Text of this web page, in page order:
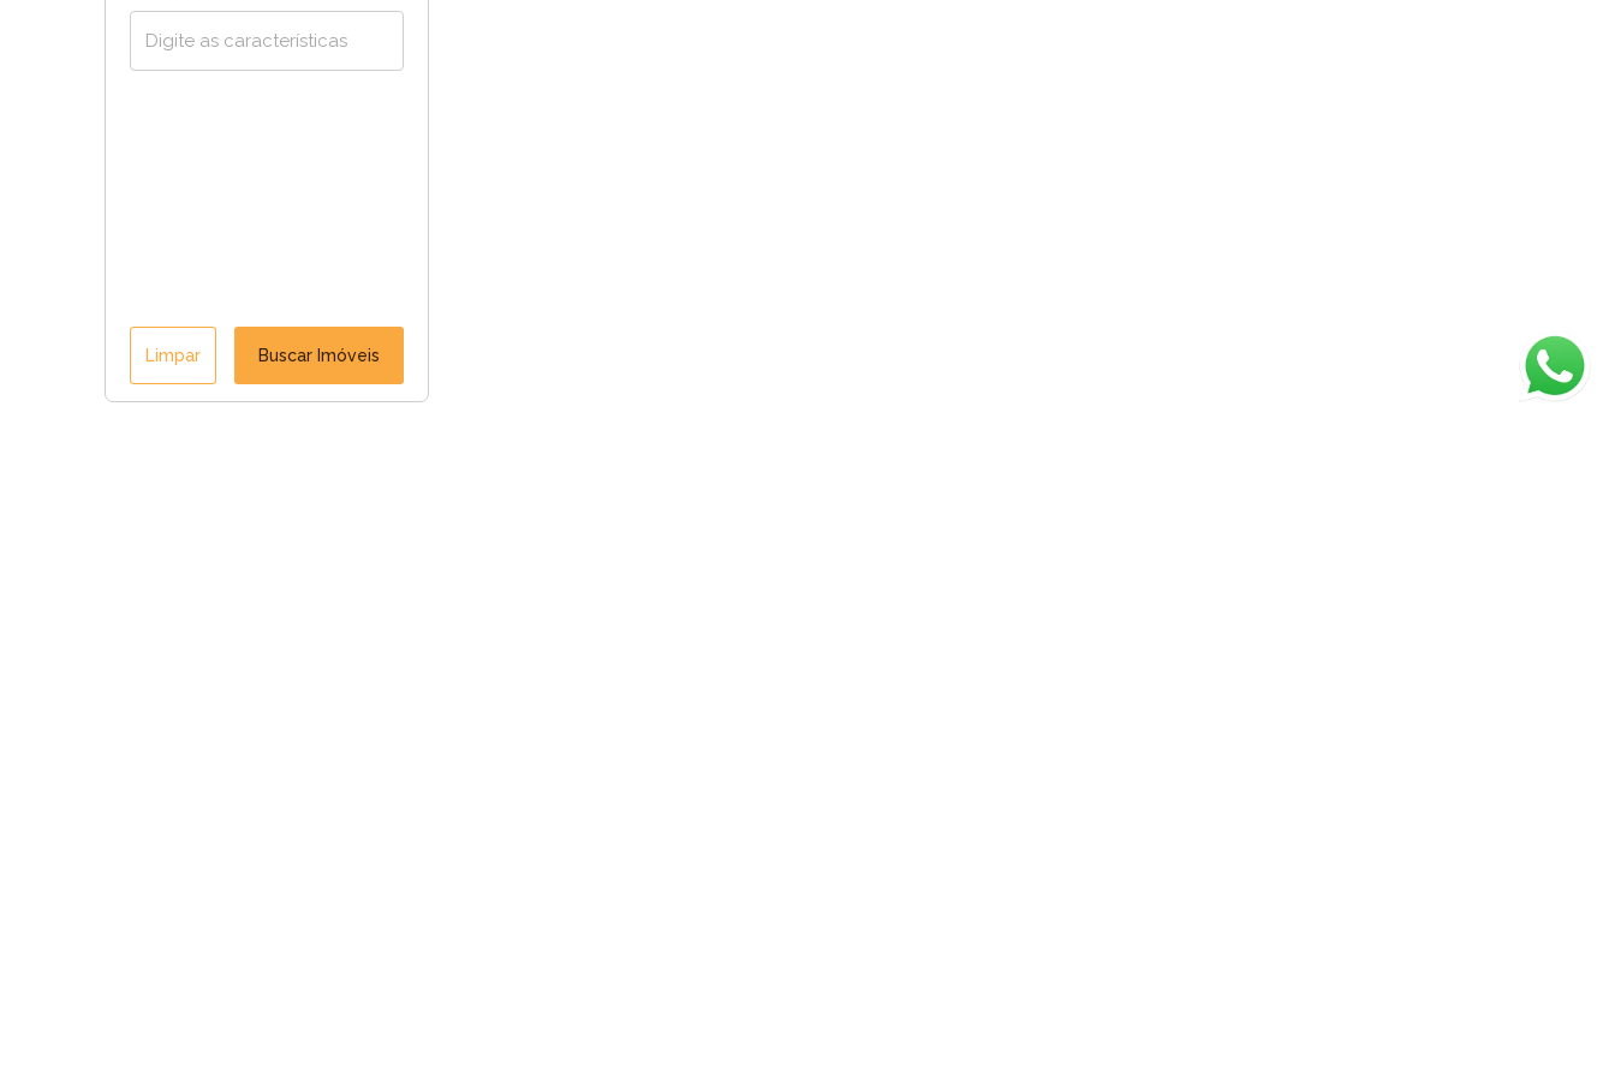
Limpar Buscar Imóveis